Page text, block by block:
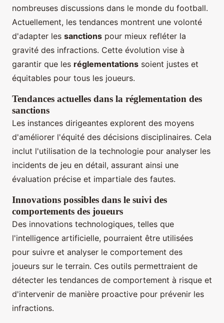
nombreuses discussions dans le monde du football.
Actuellement, les tendances montrent une volonté
d'adapter les sanctions pour mieux refléter la
gravité des infractions. Cette évolution vise à
garantir que les réglementations soient justes et
équitables pour tous les joueurs.
Tendances actuelles dans la réglementation des
sanctions
Les instances dirigeantes explorent des moyens
d'améliorer l'équité des décisions disciplinaires. Cela
inclut l'utilisation de la technologie pour analyser les
incidents de jeu en détail, assurant ainsi une
évaluation précise et impartiale des fautes.
Innovations possibles dans le suivi des
comportements des joueurs
Des innovations technologiques, telles que
l'intelligence artificielle, pourraient être utilisées
pour suivre et analyser le comportement des
joueurs sur le terrain. Ces outils permettraient de
détecter les tendances de comportement à risque et
d'intervenir de manière proactive pour prévenir les
infractions.